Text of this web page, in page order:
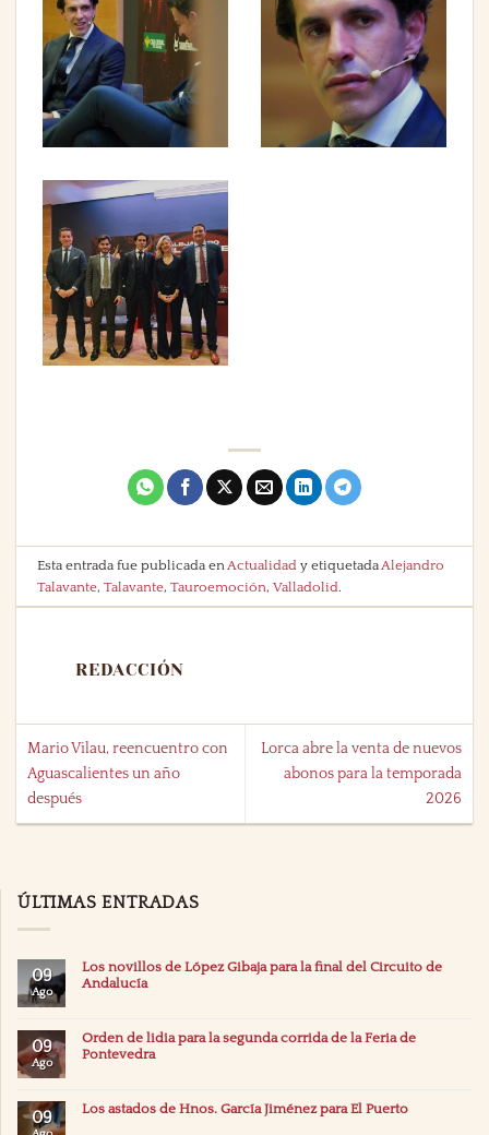
Esta entrada fue publicada en Actualidad y etiquetada Alejandro
Talavante,Talavante,Tauroemoción,Valladolid
REDACCIÓN
Mario Vilau, reencuentro con
Aguascalientes un año
después
Lorca abre la venta de nuevos
abonos para la temporada
2026
ÚLTIMAS ENTRADAS
09
Ago
Los novillos de López Gibaja para la final del Circuito de
Andalucía
09
Ago
Orden de lidia para la segunda corrida de la Feria de
Pontevedra
09 Los astados de Hnos. García Jiménez para El Puerto